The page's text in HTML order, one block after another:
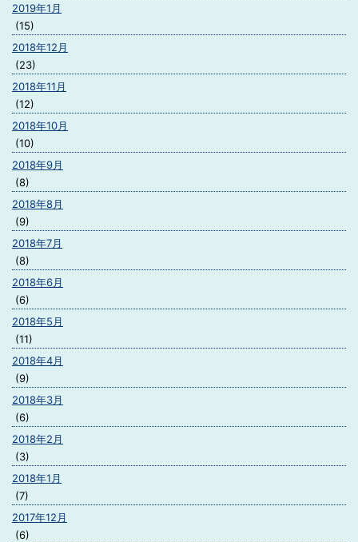
2019年1月
(15)
2018年12月
(23)
2018年11月
(12)
2018年10月
(10)
2018年9月
(8)
2018年8月
(9)
2018年7月
(8)
2018年6月
(6)
2018年5月
(11)
2018年4月
(9)
2018年3月
(6)
2018年2月
(3)
2018年1月
(7)
2017年12月
(6)